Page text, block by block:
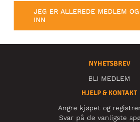
JEG ER ALLEREDE MEDLEM
INN
NYHETSBREV
BLI MEDLEM
HJELP & KONTAKT
Angre kjøpet og
Svar på de vanligste